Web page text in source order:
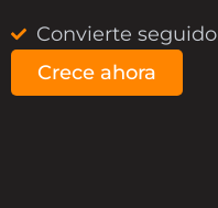
Convierte
Crece ahora